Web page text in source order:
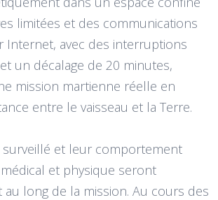
limitées et des communications
Internet, avec des interruptions
un décalage de 20 minutes,
mission martienne réelle en
entre le vaisseau et la Terre.
surveillé et leur comportement
et physique seront
long de la mission. Au cours des